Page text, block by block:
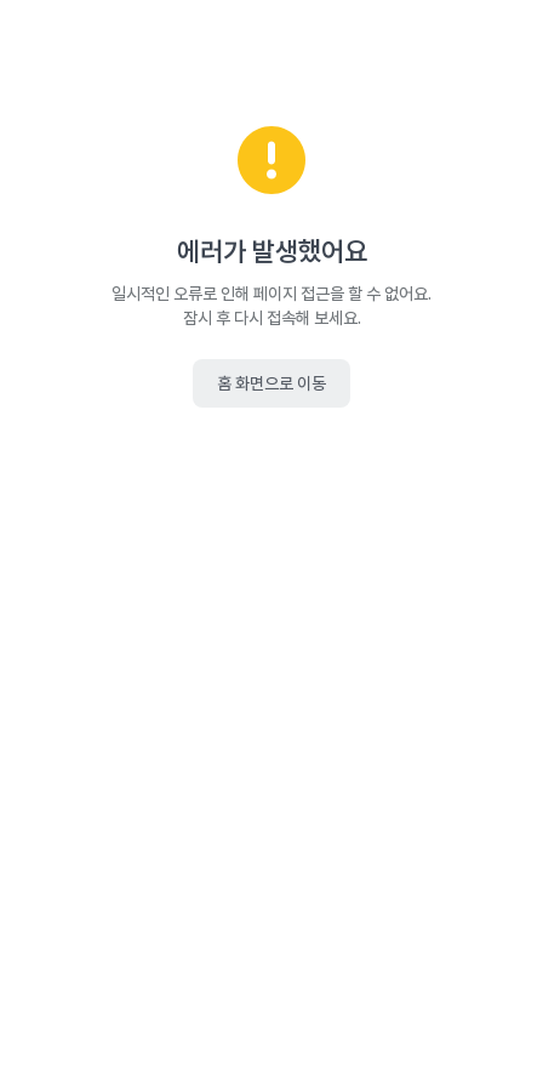
에러가 발생했어요
일시적인 오류로 인해 페이지 접근을 할 수 없어요.
잠시 후 다시 접속해 보세요.
홈 화면으로 이동